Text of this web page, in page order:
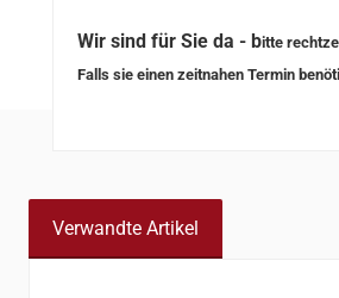
Wir sind für Sie da - bitte
Falls sie einen zeitnahen Termin
Verwandte Artikel